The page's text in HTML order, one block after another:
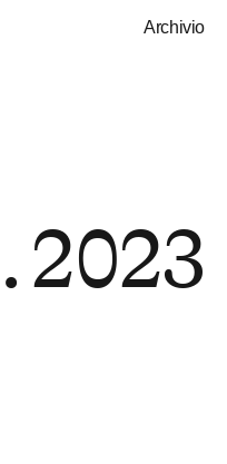
Archivio
2023